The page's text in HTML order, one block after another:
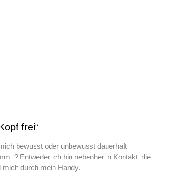
frei“
bewusst oder unbewusst dauerhaft
? Entweder ich bin nebenher in Kontakt, die
durch mein Handy.